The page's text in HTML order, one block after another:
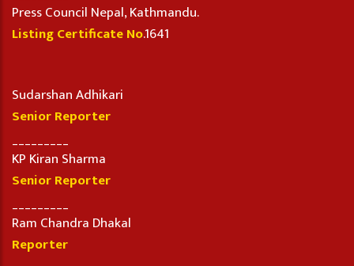
Press Council Nepal, Kathmandu.
Listing Certificate No.1641
Sudarshan Adhikari
Senior Reporter
KP Kiran Sharma
Senior Reporter
Ram Chandra Dhakal
Reporter